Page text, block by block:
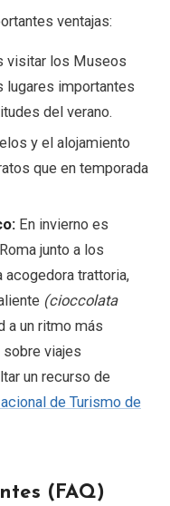
ventajas:
visitar los Museos
lugares importantes
del verano.
y el alojamiento
que en temporada
En invierno es
junto a los
acogedora trattoria,
(cioccolata
a un ritmo más
sobre viajes
un recurso de
de Turismo de
(FAQ)